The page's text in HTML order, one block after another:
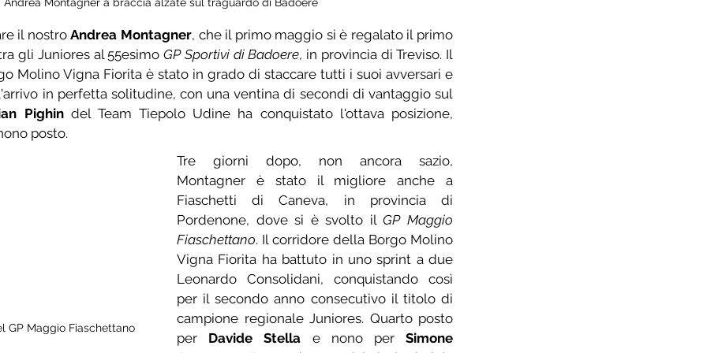
il nostro Andrea Montagner, che il primo maggio si è regalato il primo
gli Juniores al 55esimo GP Sportivi di Badoere, in provincia di Treviso. Il
Molino Vigna Fiorita è stato in grado di staccare tutti i suoi avversari e
in perfetta solitudine, con una ventina di secondi di vantaggio sul
Pighin del Team Tiepolo Udine ha conquistato l'ottava posizione,
posto.
GP Maggio Fiaschettano
Tre giorni dopo, non ancora sazio,
Montagner è stato il migliore anche a
Fiaschetti di Caneva, in provincia di
Pordenone, dove si è svolto il GP Maggio
Fiaschettano. Il corridore della Borgo Molino
Vigna Fiorita ha battuto in uno sprint a due
Leonardo Consolidani, conquistando così
per il secondo anno consecutivo il titolo di
campione regionale Juniores. Quarto posto
per Davide Stella e nono per Simone